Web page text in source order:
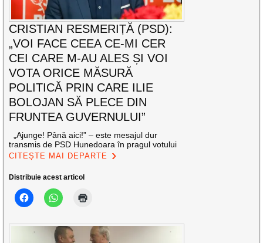
CRISTIAN RESMERIȚĂ (PSD):
„VOI FACE CEEA CE-MI CER
CEI CARE M-AU ALES ȘI VOI
VOTA ORICE MĂSURĂ
POLITICĂ PRIN CARE ILIE
BOLOJAN SĂ PLECE DIN
FRUNTEA GUVERNULUI”
„Ajunge! Până aici!” – este mesajul dur
transmis de PSD Hunedoara în pragul votului
CITEȘTE MAI DEPARTE
Distribuie acest articol